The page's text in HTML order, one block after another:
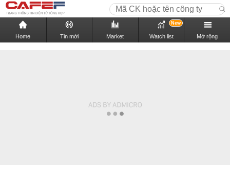
Home Tin mới Market Watch list
New
Mở rộng